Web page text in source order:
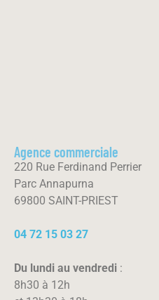
Agence commerciale
220 Rue Ferdinand Perrier
Parc Annapurna
69800 SAINT-PRIEST
04 72 15 03 27
Du lundi au vendredi :
8h30 à 12h